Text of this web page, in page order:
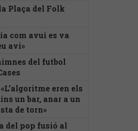
Plaça del Folk
com avui es va
avi»
del futbol
eren els
un bar, anar a un
de torn»
del pop fusió al